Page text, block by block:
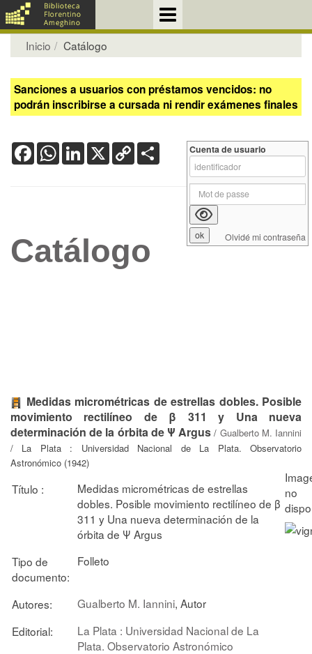
Inicio Catálogo
Sanciones a usuarios con préstamos vencidos: no
podrán inscribirse a cursada ni rendir exámenes finales
FacebookWhatsApp
LinkedIn
X Copy
Link
Catálogo
Medidas micrométricas de estrellas dobles. Posible
movimiento rectilíneo de β 311 y Una nueva
determinación de la órbita de Ψ Argus / Gualberto M. Iannini
/ La Plata : Universidad Nacional de La Plata. Observatorio
Astronómico (1942)
Título :
Medidas micrométricas de estrellas
dobles. Posible movimiento rectilíneo de β
311 y Una nueva determinación de la
órbita de Ψ Argus
Tipo de
documento:
Folleto
Autores: Gualberto M. Iannini, Autor
Editorial:
La Plata : Universidad Nacional de La
Plata. Observatorio Astronómico
Cuenta de usuario
Olvidé mi contraseña